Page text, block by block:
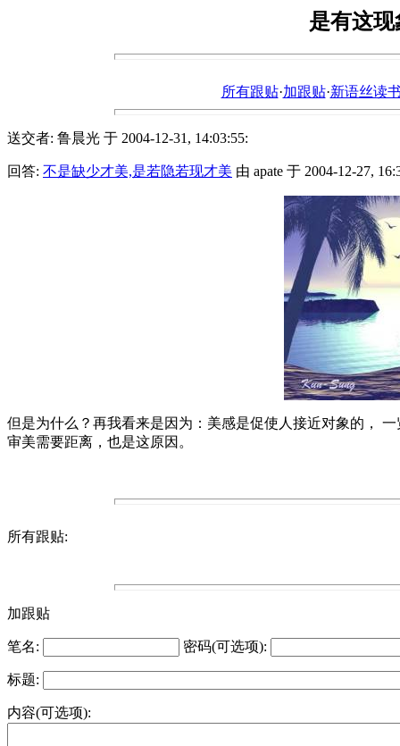
是有这
所有跟贴·加跟贴·新语丝读
送交者: 鲁晨光 于 2004-12-31, 14:03:55:
回答: 不是缺少才美,是若隐若现才美 由 apate 于 2004-12-27,
但是为什么？再我看来是因为：美感是促使人接近对象的，
审美需要距离，也是这原因。
所有跟贴:
加跟贴
笔名: 密码(可选项):
标题:
内容(可选项):